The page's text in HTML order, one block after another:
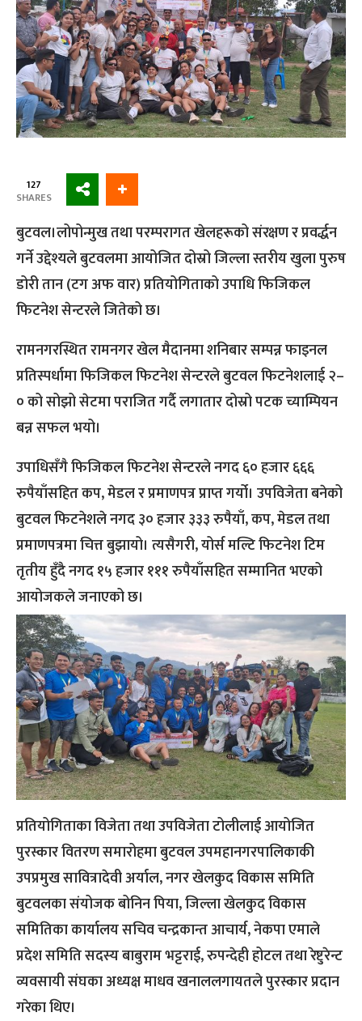
127
SHARES
बुटवल।लोपोन्मुख तथा परम्परागत खेलहरूको संरक्षण र प्रवर्द्धन
गर्ने उद्देश्यले बुटवलमा आयोजित दोस्रो जिल्ला स्तरीय खुला पुरुष
डोरी तान (टग अफ वार) प्रतियोगिताको उपाधि फिजिकल
फिटनेश सेन्टरले जितेको छ।
रामनगरस्थित रामनगर खेल मैदानमा शनिबार सम्पन्न फाइनल
प्रतिस्पर्धामा फिजिकल फिटनेश सेन्टरले बुटवल फिटनेशलाई २–
० को सोझो सेटमा पराजित गर्दै लगातार दोस्रो पटक च्याम्पियन
बन्न सफल भयो।
उपाधिसँगै फिजिकल फिटनेश सेन्टरले नगद ६० हजार ६६६
रुपैयाँसहित कप, मेडल र प्रमाणपत्र प्राप्त गर्यो। उपविजेता बनेको
बुटवल फिटनेशले नगद ३० हजार ३३३ रुपैयाँ, कप, मेडल तथा
प्रमाणपत्रमा चित्त बुझायो। त्यसैगरी, योर्स मल्टि फिटनेश टिम
तृतीय हुँदै नगद १५ हजार १११ रुपैयाँसहित सम्मानित भएको
आयोजकले जनाएको छ।
प्रतियोगिताका विजेता तथा उपविजेता टोलीलाई आयोजित
पुरस्कार वितरण समारोहमा बुटवल उपमहानगरपालिकाकी
उपप्रमुख सावित्रादेवी अर्याल, नगर खेलकुद विकास समिति
बुटवलका संयोजक बोनिन पिया, जिल्ला खेलकुद विकास
समितिका कार्यालय सचिव चन्द्रकान्त आचार्य, नेकपा एमाले
प्रदेश समिति सदस्य बाबुराम भट्टराई, रुपन्देही होटल तथा रेष्टुरेन्ट
व्यवसायी संघका अध्यक्ष माधव खनाललगायतले पुरस्कार प्रदान
गरेका थिए।